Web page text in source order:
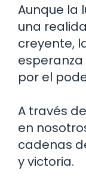
Aunque la
una
creyente,
por el
A través
en
cadenas
y victoria.